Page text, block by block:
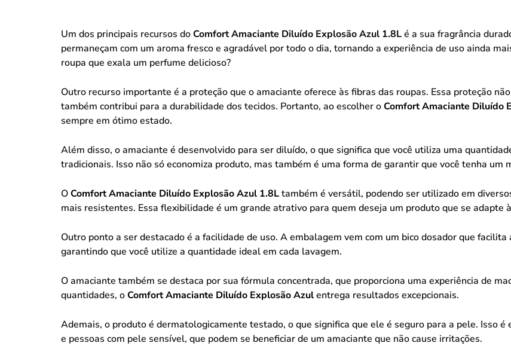
Um dos principais recursos doComfort Amaciante Diluído Explosão Azul 1.8Lé a sua fragrância
permaneçam com um aroma fresco e agradável por todo o dia, tornando a experiência de uso ainda
roupa que exala um perfume delicioso?
Outro recurso importante é a proteção que o amaciante oferece às fibras das roupas. Essa proteção
também contribui para a durabilidade dos tecidos. Portanto, ao escolher oComfort Amaciante Diluído
sempre em ótimo estado.
Além disso, o amaciante é desenvolvido para ser diluído, o que significa que você utiliza uma
tradicionais. Isso não só economiza produto, mas também é uma forma de garantir que você tenha
OComfort Amaciante Diluído Explosão Azul 1.8Ltambém é versátil, podendo ser utilizado em
mais resistentes. Essa flexibilidade é um grande atrativo para quem deseja um produto que se adapte
Outro ponto a ser destacado é a facilidade de uso. A embalagem vem com um bico dosador que
garantindo que você utilize a quantidade ideal em cada lavagem.
O amaciante também se destaca por sua fórmula concentrada, que proporciona uma experiência de
quantidades, oComfort Amaciante Diluído Explosão Azulentrega resultados excepcionais.
Ademais, o produto é dermatologicamente testado, o que significa que ele é seguro para a pele. Isso
e pessoas com pele sensível, que podem se beneficiar de um amaciante que não cause irritações.